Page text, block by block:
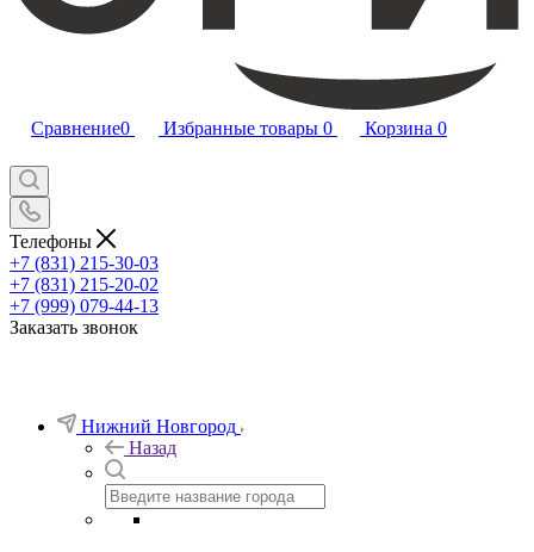
Сравнение0 Избранные товары 0 Корзина 0
Телефоны
+7 (831) 215-30-03
+7 (831) 215-20-02
+7 (999) 079-44-13
Заказать звонок
Нижний Новгород
Назад